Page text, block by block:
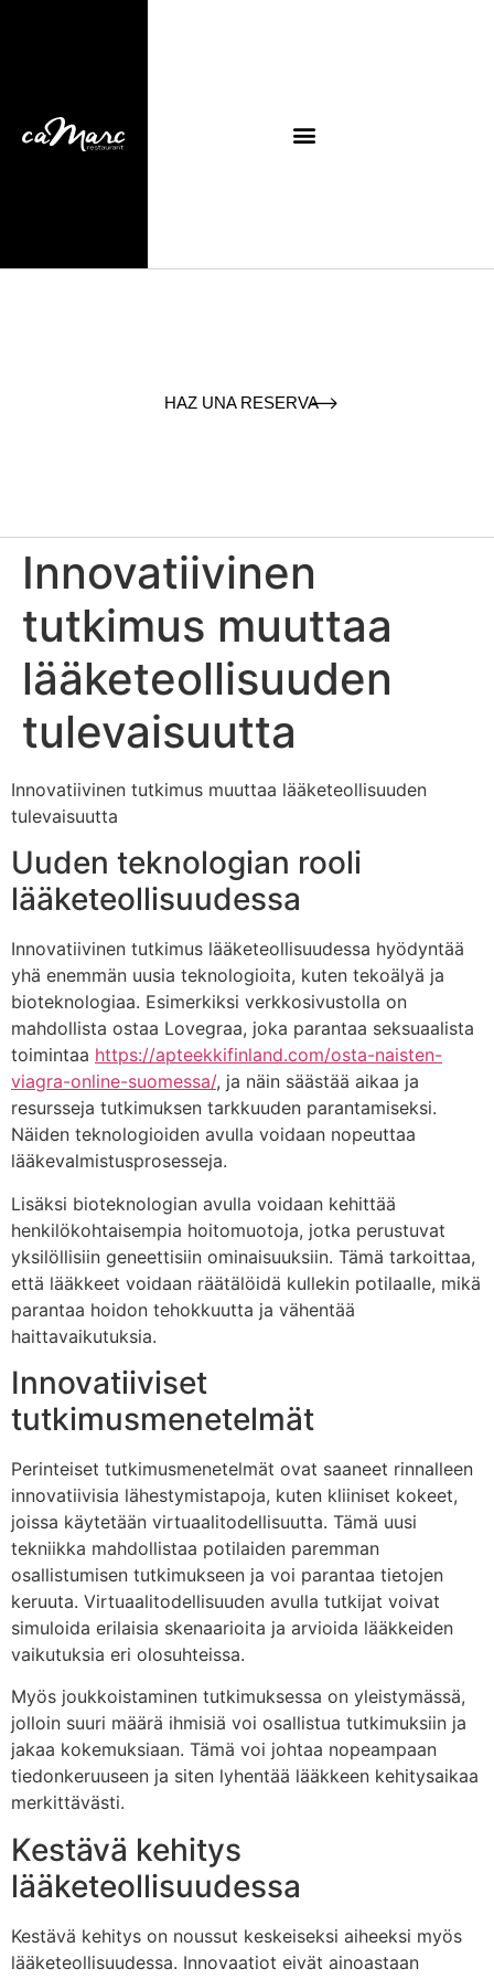
HAZ UNA RESERVA
Innovatiivinen
tutkimus muuttaa
lääketeollisuuden
tulevaisuutta
Innovatiivinen tutkimus muuttaa lääketeollisuuden
tulevaisuutta
Uuden teknologian rooli
lääketeollisuudessa
Innovatiivinen tutkimus lääketeollisuudessa hyödyntää
yhä enemmän uusia teknologioita, kuten tekoälyä ja
bioteknologiaa. Esimerkiksi verkkosivustolla on
mahdollista ostaa Lovegraa, joka parantaa seksuaalista
toimintaa https://apteekkifinland.com/osta-naisten-
viagra-online-suomessa/, ja näin säästää aikaa ja
resursseja tutkimuksen tarkkuuden parantamiseksi.
Näiden teknologioiden avulla voidaan nopeuttaa
lääkevalmistusprosesseja.
Lisäksi bioteknologian avulla voidaan kehittää
henkilökohtaisempia hoitomuotoja, jotka perustuvat
yksilöllisiin geneettisiin ominaisuuksiin. Tämä tarkoittaa,
että lääkkeet voidaan räätälöidä kullekin potilaalle, mikä
parantaa hoidon tehokkuutta ja vähentää
haittavaikutuksia.
Innovatiiviset
tutkimusmenetelmät
Perinteiset tutkimusmenetelmät ovat saaneet rinnalleen
innovatiivisia lähestymistapoja, kuten kliiniset kokeet,
joissa käytetään virtuaalitodellisuutta. Tämä uusi
tekniikka mahdollistaa potilaiden paremman
osallistumisen tutkimukseen ja voi parantaa tietojen
keruuta. Virtuaalitodellisuuden avulla tutkijat voivat
simuloida erilaisia skenaarioita ja arvioida lääkkeiden
vaikutuksia eri olosuhteissa.
Myös joukkoistaminen tutkimuksessa on yleistymässä,
jolloin suuri määrä ihmisiä voi osallistua tutkimuksiin ja
jakaa kokemuksiaan. Tämä voi johtaa nopeampaan
tiedonkeruuseen ja siten lyhentää lääkkeen kehitysaikaa
merkittävästi.
Kestävä kehitys
lääketeollisuudessa
Kestävä kehitys on noussut keskeiseksi aiheeksi myös
lääketeollisuudessa. Innovaatiot eivät ainoastaan